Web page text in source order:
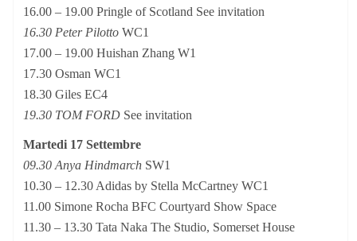
16.00 – 19.00 Pringle of Scotland See invitation
16.30 Peter Pilotto WC1
17.00 – 19.00 Huishan Zhang W1
17.30 Osman WC1
18.30 Giles EC4
19.30 TOM FORD See invitation
Martedi 17 Settembre
09.30 Anya Hindmarch SW1
10.30 – 12.30 Adidas by Stella McCartney WC1
11.00 Simone Rocha BFC Courtyard Show Space
11.30 – 13.30 Tata Naka The Studio, Somerset House